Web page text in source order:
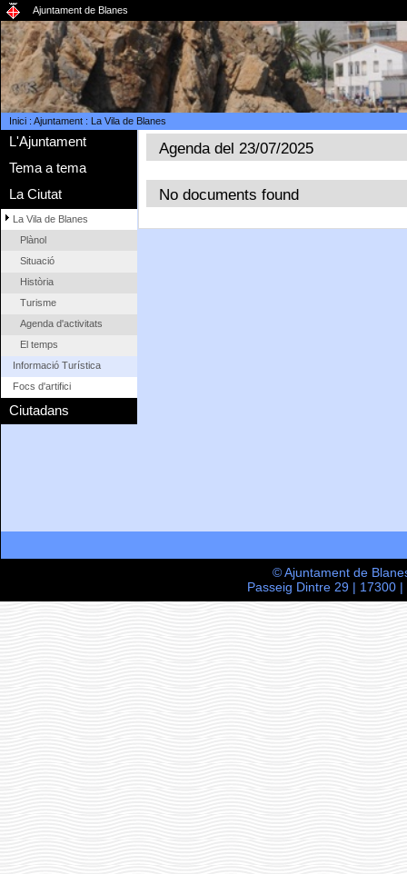
Ajuntament de Blanes
Inici: Ajuntament: La Vila de Blanes
L'Ajuntament
Tema a tema
La Ciutat
La Vila de Blanes
Plànol
Situació
Història
Turisme
Agenda d'activitats
El temps
Informació Turística
Focs d'artifici
Ciutadans
Agenda del 23/07/2025
No documents found
© Ajuntament de
Passeig Dintre 29 | 17300